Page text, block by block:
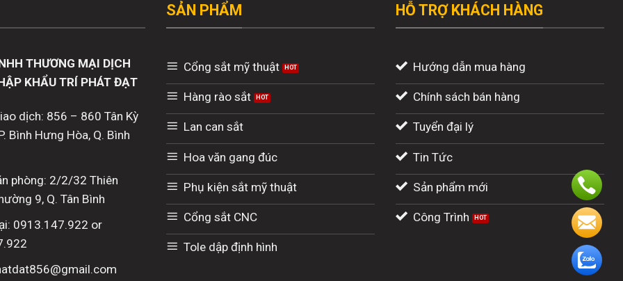
THƯƠNG MẠI DỊCH
KHẨU TRÍ PHÁT ĐẠT
dịch: 856 – 860 Tân Kỳ
Bình Hưng Hòa, Q. Bình
phòng: 2/2/32 Thiên
9, Q. Tân Bình
0913.147.922 or
SẢN PHẨM
Cổng sắt mỹ thuật
Hàng rào sắt
Lan can sắt
Hoa văn gang đúc
Phụ kiện sắt mỹ thuật
Cổng sắt CNC
Tole dập định hình
HỖ TRỢ KHÁCH HÀNG
Hướng dẫn mua hàng
Chính sách bán hàng
Tuyển đại lý
Tin Tức
Sản phẩm mới
Công Trình